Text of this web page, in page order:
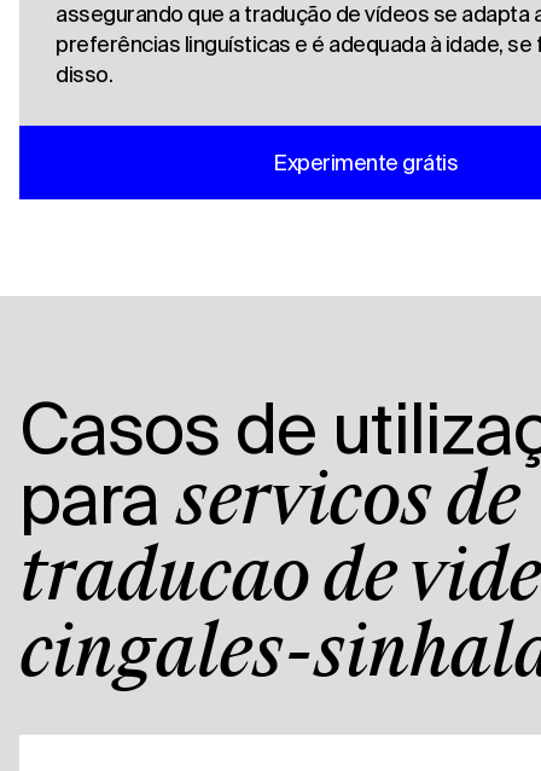
assegurando que a tradução de vídeos se adapta
preferências linguísticas e é adequada à idade, se
disso.
Experimente grátis
Casos de
para serviços de
tradução de
cingalês-